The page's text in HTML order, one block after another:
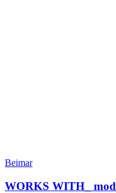
Beimar
WORKS WITH_